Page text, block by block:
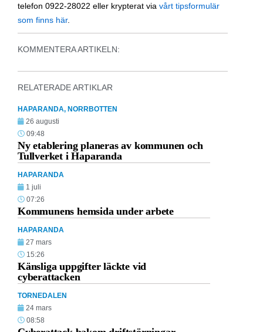
telefon 0922-28022 eller krypterat via vårt tipsformulär
som finns här.
KOMMENTERA ARTIKELN:
RELATERADE ARTIKLAR
HAPARANDA, NORRBOTTEN
26 augusti
09:48
Ny etablering planeras av kommunen och
Tullverket i Haparanda
HAPARANDA
1 juli
07:26
Kommunens hemsida under arbete
HAPARANDA
27 mars
15:26
Känsliga uppgifter läckte vid
cyberattacken
TORNEDALEN
24 mars
08:58